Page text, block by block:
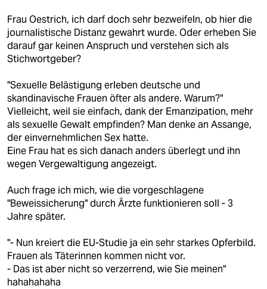
Frau Oestrich, ich darf doch sehr bezweifeln, ob hier die
journalistische Distanz gewahrt wurde. Oder erheben Sie
darauf gar keinen Anspruch und verstehen sich als
Stichwortgeber?
"Sexuelle Belästigung erleben deutsche und
skandinavische Frauen öfter als andere. Warum?"
Vielleicht, weil sie einfach, dank der Emanzipation, mehr
als sexuelle Gewalt empfinden? Man denke an Assange,
der einvernehmlichen Sex hatte.
Eine Frau hat es sich danach anders überlegt und ihn
wegen Vergewaltigung angezeigt.
Auch frage ich mich, wie die vorgeschlagene
"Beweissicherung" durch Ärzte funktionieren soll - 3
Jahre später.
"- Nun kreiert die EU-Studie ja ein sehr starkes Opferbild.
Frauen als Täterinnen kommen nicht vor.
- Das ist aber nicht so verzerrend, wie Sie meinen"
hahahahaha